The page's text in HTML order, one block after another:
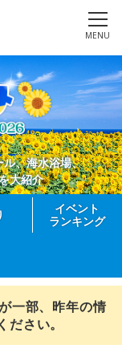
MENU
、海水浴場、
大紹介
イベント
ランキング
一部、昨年の情
さい。